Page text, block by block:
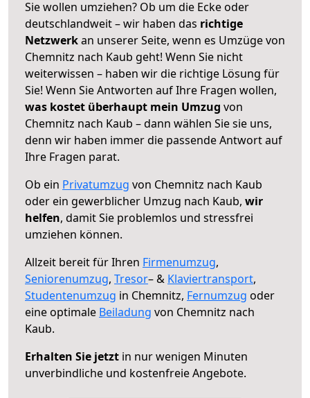
Sie wollen umziehen? Ob um die Ecke oder
deutschlandweit – wir haben das richtige
Netzwerkan unserer Seite, wenn es Umzüge von
Chemnitz nach Kaub geht! Wenn Sie nicht
weiterwissen – haben wir die richtige Lösung für
Sie! Wenn Sie Antworten auf Ihre Fragen wollen,
was kostet überhaupt mein Umzug von
Chemnitz nach Kaub – dann wählen Sie sie uns,
denn wir haben immer die passende Antwort auf
Ihre Fragen parat.
Ob ein Privatumzug von Chemnitz nach Kaub
oder ein gewerblicher Umzug nach Kaub, wir
helfen, damit Sie problemlos und stressfrei
umziehen können.
Allzeit bereit für Ihren Firmenumzug,
Seniorenumzug, Tresor– & Klaviertransport,
Studentenumzug in Chemnitz, Fernumzug oder
eine optimale Beiladung von Chemnitz nach
Kaub.
Erhalten Sie jetzt in nur wenigen Minuten
unverbindliche und kostenfreie Angebote.